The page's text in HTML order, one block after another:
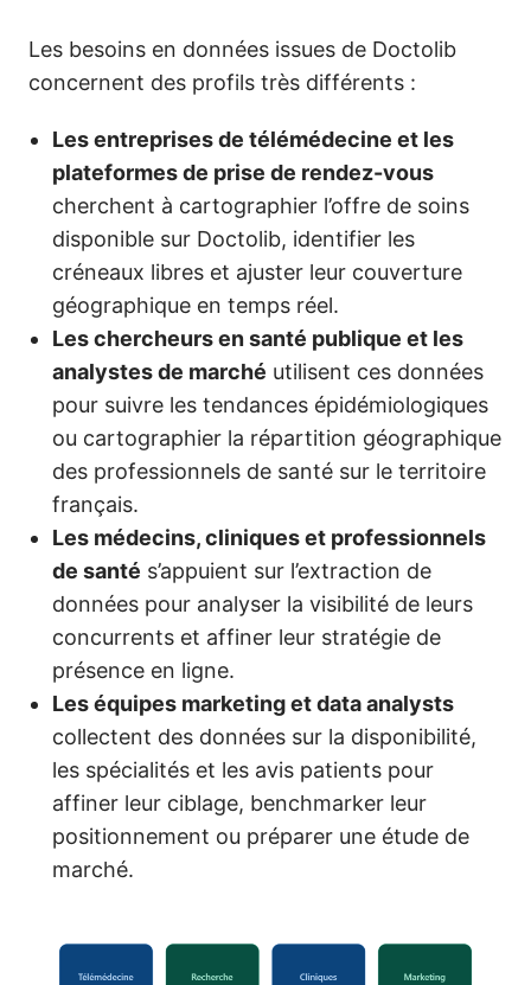
Les besoins en données issues de Doctolib
concernent des profils très différents :
Les entreprises de télémédecine et les
plateformes de prise de rendez-vous
cherchent à cartographier l’offre de soins
disponible sur Doctolib, identifier les
créneaux libres et ajuster leur couverture
géographique en temps réel.
Les chercheurs en santé publique et les
analystes de marché utilisent ces données
pour suivre les tendances épidémiologiques
ou cartographier la répartition géographique
des professionnels de santé sur le territoire
français.
Les médecins, cliniques et professionnels
de santé s’appuient sur l’extraction de
données pour analyser la visibilité de leurs
concurrents et affiner leur stratégie de
présence en ligne.
Les équipes marketing et data analysts
collectent des données sur la disponibilité,
les spécialités et les avis patients pour
affiner leur ciblage, benchmarker leur
positionnement ou préparer une étude de
marché.